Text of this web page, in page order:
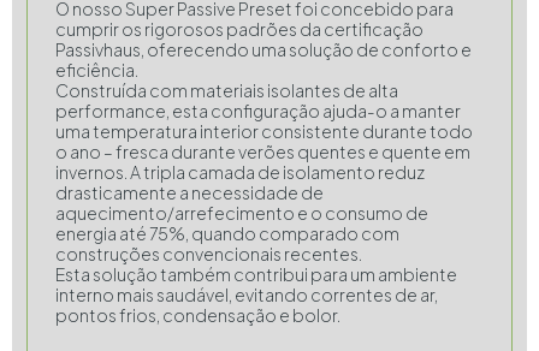
O nosso Super Passive Preset foi concebido para
cumprir os rigorosos padrões da certificação
Passivhaus, oferecendo uma solução de conforto e
eficiência.
Construída com materiais isolantes de alta
performance, esta configuração ajuda-o a manter
uma temperatura interior consistente durante todo
o ano – fresca durante verões quentes e quente em
invernos. A tripla camada de isolamento reduz
drasticamente a necessidade de
aquecimento/arrefecimento e o consumo de
energia até 75%, quando comparado com
construções convencionais recentes.
Esta solução também contribui para um ambiente
interno mais saudável, evitando correntes de ar,
pontos frios, condensação e bolor.